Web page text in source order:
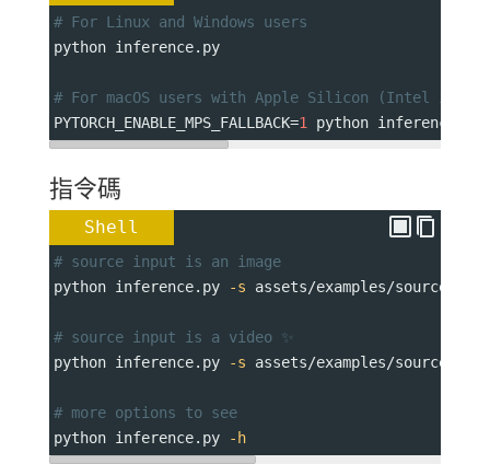
# For Linux and Windows users
python inference.py
# For macOS users with Apple Silicon (Intel is not
PYTORCH_ENABLE_MPS_FALLBACK=1 python inference.py
指令碼
Shell
# source input is an image
python inference.py
-s assets/examples/source/
# source input is a video ✨
python inference.py
-s assets/examples/source/
# more options to see
python inference.py
-h